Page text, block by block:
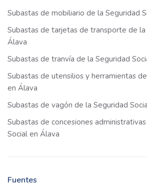
Subastas de mobiliario de la Seguridad
Subastas de tarjetas de transporte de la
Álava
Subastas de tranvía de la Seguridad
Subastas de utensilios y herramientas
en Álava
Subastas de vagón de la Seguridad
Subastas de concesiones
Social en Álava
Fuentes